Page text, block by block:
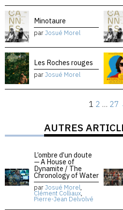
Minotaure
parJosué Morel
Les Roches rouges
parJosué Morel
1 2 … 27
AUTRES
L’ombre d’un doute
— A House of
Dynamite / The
Chronology of Water
parJosué Morel,
Clément Colliaux,
Pierre-Jean Delvolvé